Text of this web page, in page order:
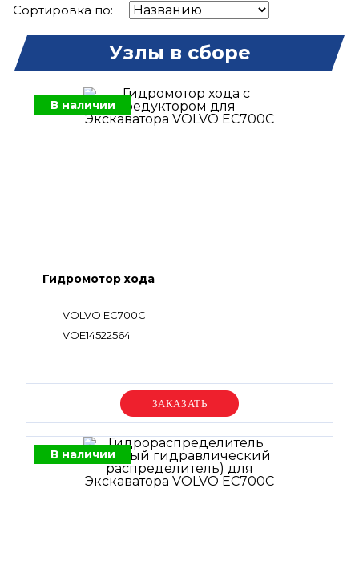
Сортировка по:
Узлы в сборе
В наличии
Гидромотор хода
VOLVO EC700C
VOE14522564
Уточняйте цену
В наличии